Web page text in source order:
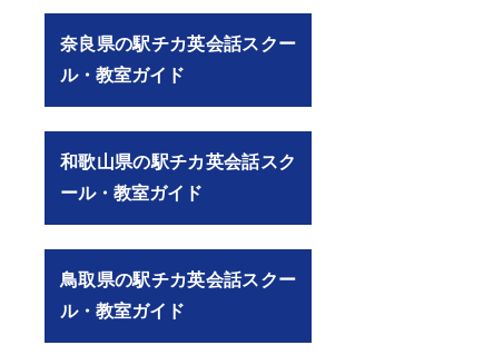
奈良県の駅チカ英会話スクー
ル・教室ガイド
和歌山県の駅チカ英会話スク
ール・教室ガイド
鳥取県の駅チカ英会話スクー
ル・教室ガイド